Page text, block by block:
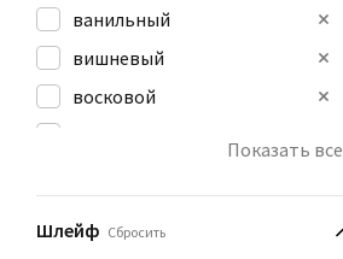
ванильный
вишневый
восковой
Показать все
Шлейф Сбросить